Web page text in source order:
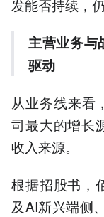
发能否持续，
主营业务与
驱动
从业务线来看
司最大的增长
收入来源。
根据招股书，
及AI新兴端侧